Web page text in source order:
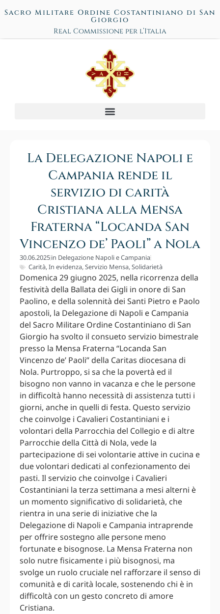
Sacro Militare Ordine Costantiniano di San
Giorgio
Real Commissione per l’Italia
La Delegazione Napoli e
Campania rende il
servizio di carità
Cristiana alla Mensa
Fraterna “Locanda San
Vincenzo de’ Paoli” a Nola
30.06.2025in Delegazione Napoli e Campania
Carità,In evidenza,Servizio Mensa,Solidarietà
Domenica 29 giugno 2025, nella ricorrenza della
festività della Ballata dei Gigli in onore di San
Paolino, e della solennità dei Santi Pietro e Paolo
apostoli, la Delegazione di Napoli e Campania
del Sacro Militare Ordine Costantiniano di San
Giorgio ha svolto il consueto servizio bimestrale
presso la Mensa Fraterna “Locanda San
Vincenzo de’ Paoli” della Caritas diocesana di
Nola. Purtroppo, si sa che la povertà ed il
bisogno non vanno in vacanza e che le persone
in difficoltà hanno necessità di assistenza tutti i
giorni, anche in quelli di festa. Questo servizio
che coinvolge i Cavalieri Costantiniani e i
volontari della Parrocchia del Collegio e di altre
Parrocchie della Città di Nola, vede la
partecipazione di sei volontarie attive in cucina e
due volontari dedicati al confezionamento dei
pasti. Il servizio che coinvolge i Cavalieri
Costantiniani la terza settimana a mesi alterni è
un momento significativo di solidarietà, che
rientra in una serie di iniziative che la
Delegazione di Napoli e Campania intraprende
per offrire sostegno alle persone meno
fortunate e bisognose. La Mensa Fraterna non
solo nutre fisicamente i più bisognosi, ma
svolge un ruolo cruciale nel rafforzare il senso di
comunità e di carità locale, sostenendo chi è in
difficoltà con un gesto concreto di amore
Cristiana.